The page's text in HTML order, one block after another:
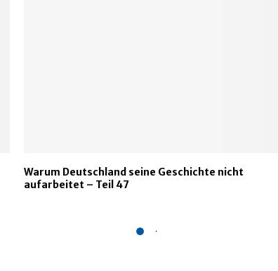
Warum Deutschland seine Geschichte nicht
aufarbeitet – Teil 47